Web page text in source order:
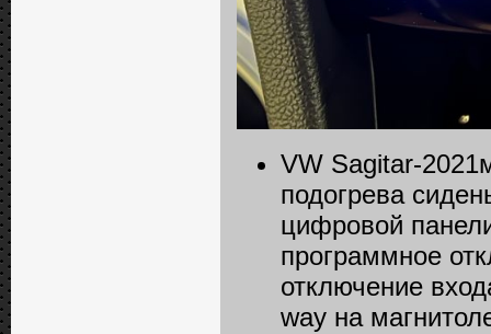
VW Sagitar-
подогрева
цифровой
программное
отключение
way на